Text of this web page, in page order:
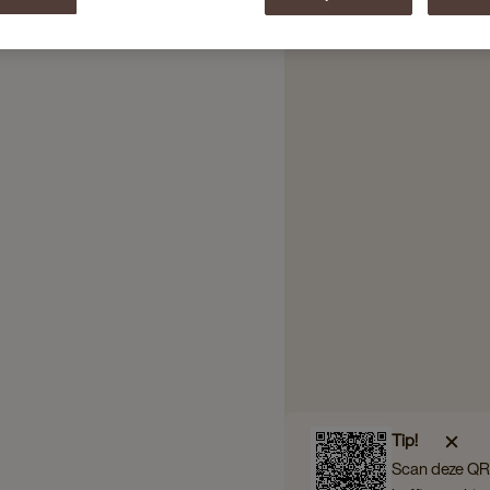
Tip!
Scan deze